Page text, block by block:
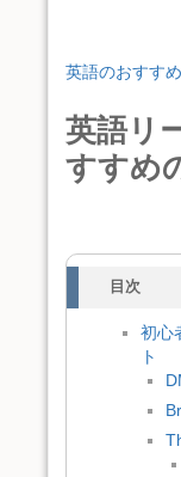
英語のおすす
英語リ
すすめ
目次
初心
ト